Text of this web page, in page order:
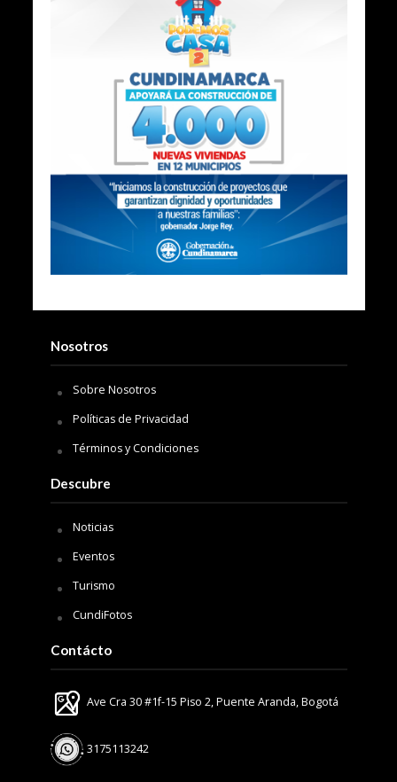
Nosotros
Sobre Nosotros
Políticas de Privacidad
Términos y Condiciones
Descubre
Noticias
Eventos
Turismo
CundiFotos
Contácto
Ave Cra 30 #1f-15 Piso 2, Puente Aranda, Bogotá
3175113242